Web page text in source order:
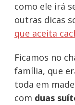
como ele irá
outras dicas
que aceita
Ficamos no
família, que
toda em
com duas